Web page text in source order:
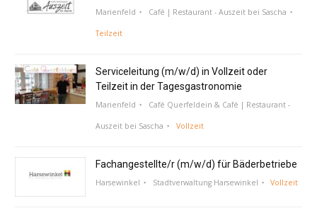
Marienfeld Café | Restaurant - Auszeit bei Sascha
Teilzeit
Serviceleitung (m/w/d) in Vollzeit oder
Teilzeit in der Tagesgastronomie
Marienfeld Café Querfeldein & Café | Restaurant -
Auszeit bei Sascha Vollzeit
Fachangestellte/r (m/w/d) für Bäderbetriebe
Harsewinkel Stadtverwaltung Harsewinkel Vollzeit